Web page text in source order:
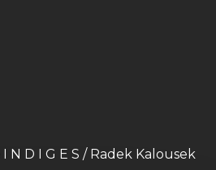
N D I G E S / Radek Kalousek